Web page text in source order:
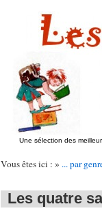
Une sélection des
Vous êtes ici : » ... par
Les quatre